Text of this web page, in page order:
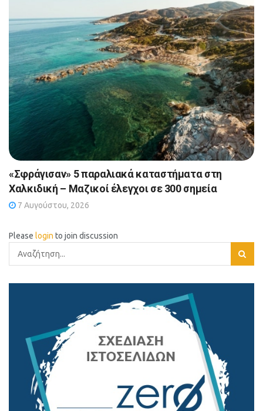
«Σφράγισαν» 5 παραλιακά καταστήματα στη
Χαλκιδική – Μαζικοί έλεγχοι σε 300 σημεία
7 Αυγούστου, 2026
Please login to join discussion